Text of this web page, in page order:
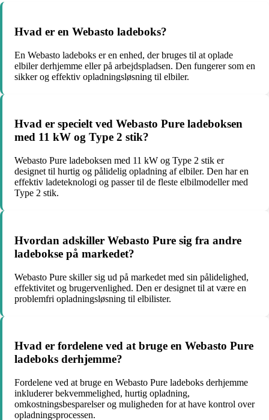
Hvad er en Webasto ladeboks?
En Webasto ladeboks er en enhed, der bruges til at oplade
elbiler derhjemme eller på arbejdspladsen. Den fungerer som en
sikker og effektiv opladningsløsning til elbiler.
Hvad er specielt ved Webasto Pure ladeboksen
med 11 kW og Type 2 stik?
Webasto Pure ladeboksen med 11 kW og Type 2 stik er
designet til hurtig og pålidelig opladning af elbiler. Den har en
effektiv ladeteknologi og passer til de fleste elbilmodeller med
Type 2 stik.
Hvordan adskiller Webasto Pure sig fra andre
ladebokse på markedet?
Webasto Pure skiller sig ud på markedet med sin pålidelighed,
effektivitet og brugervenlighed. Den er designet til at være en
problemfri opladningsløsning til elbilister.
Hvad er fordelene ved at bruge en Webasto Pure
ladeboks derhjemme?
Fordelene ved at bruge en Webasto Pure ladeboks derhjemme
inkluderer bekvemmelighed, hurtig opladning,
omkostningsbesparelser og muligheden for at have kontrol over
opladningsprocessen.